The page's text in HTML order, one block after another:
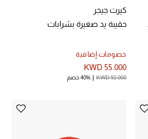
كيرت جيجر
حقيبة يد صغيرة بشرابات
خصومات إضافية
KWD 55.000
KWD 92.000 40% خصم